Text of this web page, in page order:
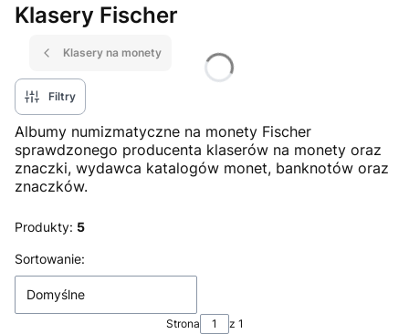
Klasery Fischer
Klasery na monety
Filtry
Albumy numizmatyczne na monety Fischer
sprawdzonego producenta klaserów na monety oraz
znaczki, wydawca katalogów monet, banknotów oraz
znaczków.
Produkty: 5
Lista produktów
Sortowanie:
Domyślne
Strona z 1